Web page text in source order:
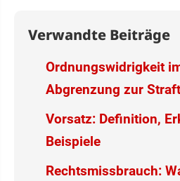
Verwandte Beiträge
Ordnungswidrigkeit
Abgrenzung zur
Vorsatz: Definition,
Beispiele
Rechtsmissbrauch: